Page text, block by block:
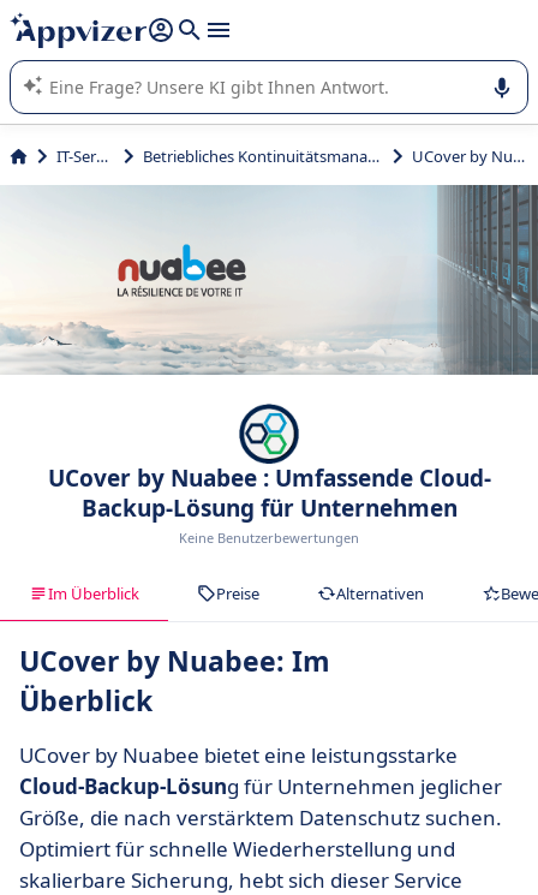
beantworten (mehrere Zeilen mit
Die KI von Appvizer führt Sie bei der Nutzung oder Auswahl
von SaaS-Software in Unternehmen.
IT-Service Betriebliches Kontinuitätsmanagement UCover by Nuabee
UCover by Nuabee : Umfassende Cloud-
Backup-Lösung für Unternehmen
Keine Benutzerbewertungen
Im Überblick Preise Alternativen
UCover by Nuabee: Im
Überblick
UCover by Nuabee bietet eine leistungsstarke
Cloud-Backup-Lösung für Unternehmen jeglicher
Größe, die nach verstärktem Datenschutz suchen.
Optimiert für schnelle Wiederherstellung und
skalierbare Sicherung, hebt sich dieser Service